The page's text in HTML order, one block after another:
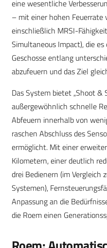
eine wesentliche
– mit einer hohen Feuerrate
einschließlich MRSI-
Simultaneous Impact), die
Geschosse entlang
abzufeuern und das Ziel
Das System bietet „Shoot &
außergewöhnlich schnelle
Abfeuern innerhalb von
raschen Abschluss des
ermöglicht. Mit einer
Kilometern, einer deutlich
drei Bedienern (im Vergleich
Systemen),
Anpassung an die
die Roem einen